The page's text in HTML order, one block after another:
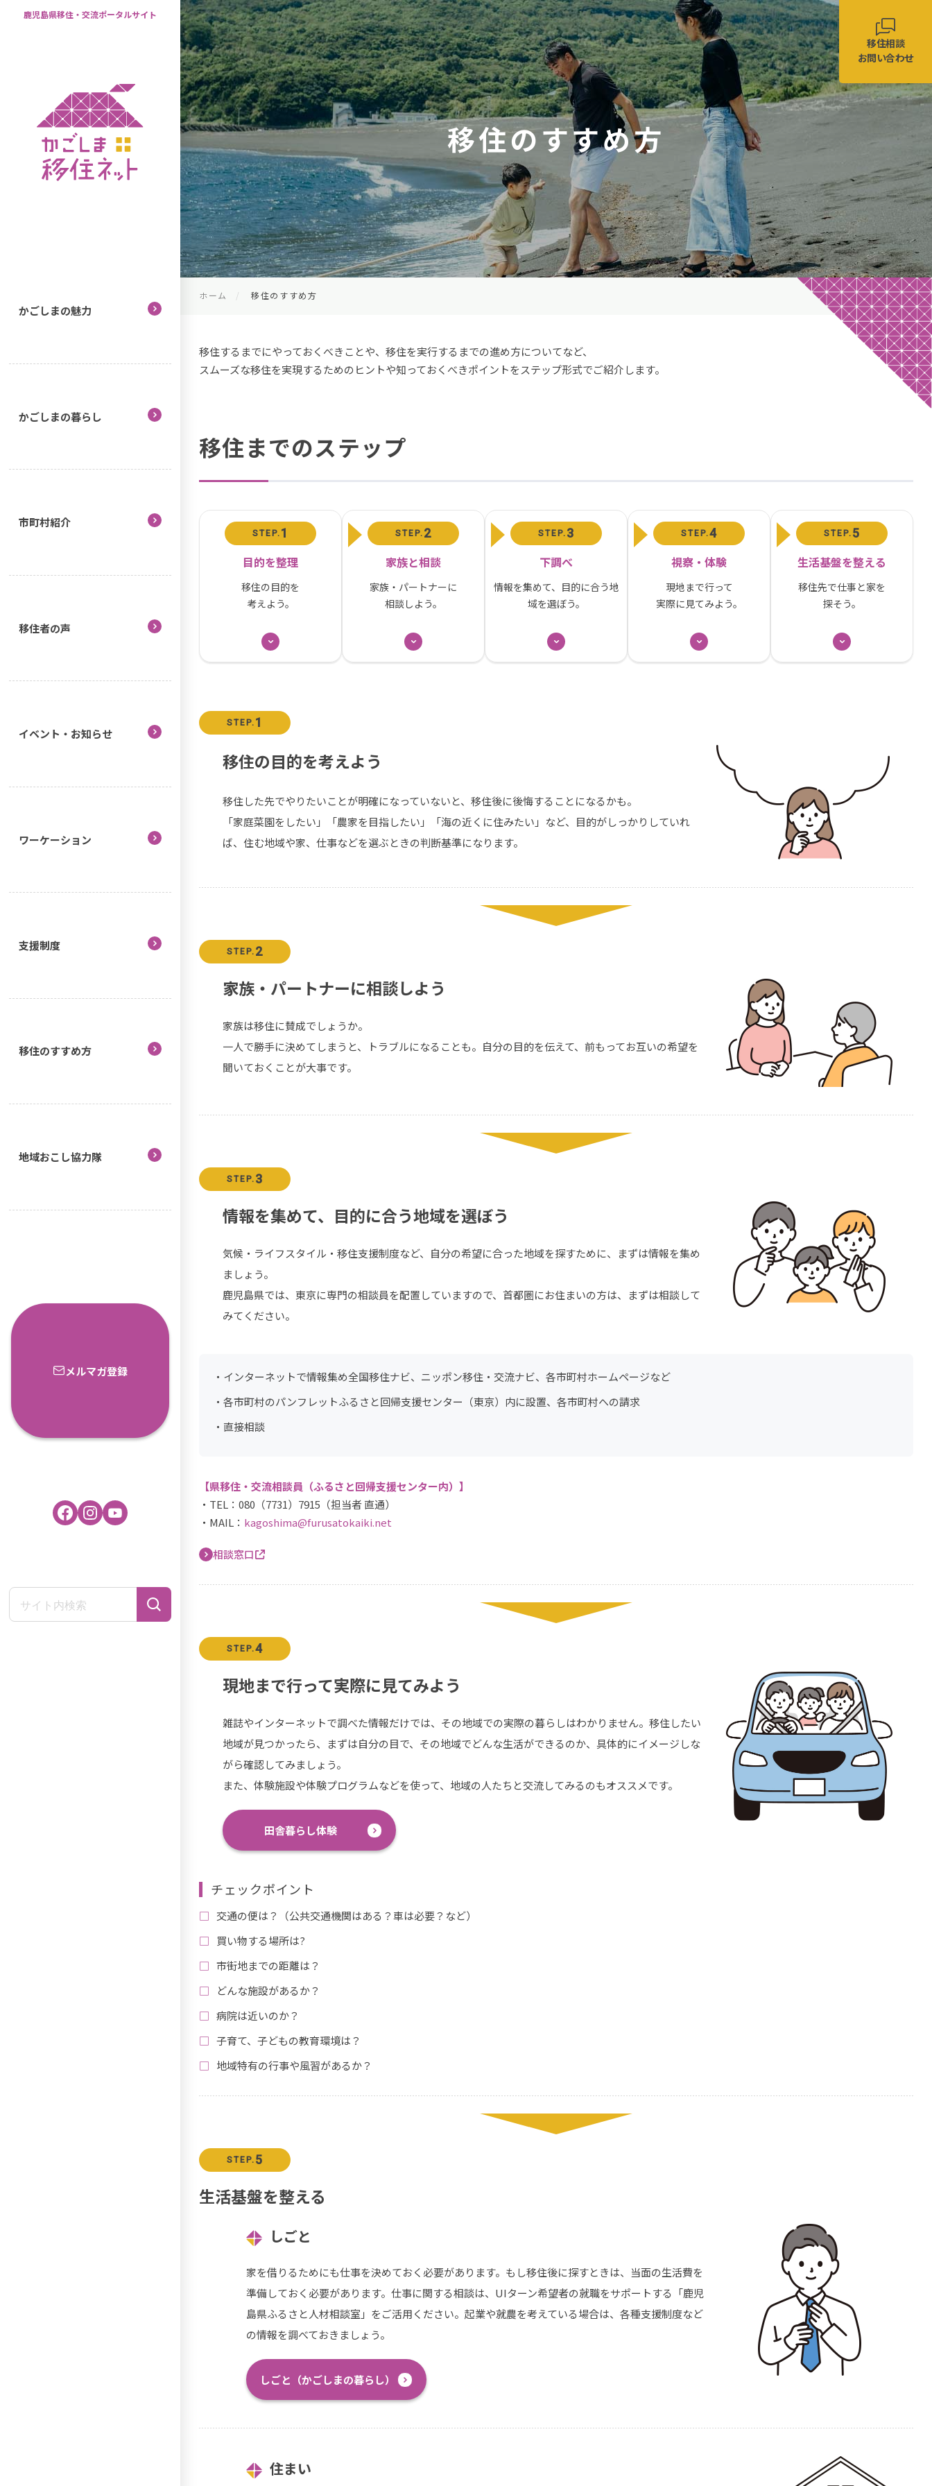
移住相談
お問い合わせ
鹿児島県移住・交流ポータルサイト
かごしまの魅力
かごしまの暮らし
市町村紹介
移住者の声
イベント・お知らせ
ワーケーション
支援制度
移住のすすめ方
地域おこし協力隊
メルマガ登録
移住のすすめ方
ホーム 移住のすすめ方
移住するまでにやっておくべきことや、移住を実行するまでの進め方についてなど、
スムーズな移住を実現するためのヒントや知っておくべきポイントをステップ形式でご紹介します。
移住までのステップ
STEP. 1
目的を整理
移住の目的を
考えよう。
STEP. 2
家族と相談
家族・パートナーに
相談しよう。
STEP. 3
下調べ
情報を集めて、目的に合う地
域を選ぼう。
STEP.4
視察・体験
現地まで行って
実際に見てみよう。
STEP. 5
生活基盤を整える
移住先で仕事と家を
探そう。
STEP. 1
移住の目的を考えよう
移住した先でやりたいことが明確になっていないと、移住後に後悔することになるかも。
「家庭菜園をしたい」「農家を目指したい」「海の近くに住みたい」など、目的がしっかりしていれ
ば、住む地域や家、仕事などを選ぶときの判断基準になります。
STEP. 2
家族・パートナーに相談しよう
家族は移住に賛成でしょうか。
一人で勝手に決めてしまうと、トラブルになることも。自分の目的を伝えて、前もってお互いの希望を
聞いておくことが大事です。
STEP. 3
情報を集めて、目的に合う地域を選ぼう
気候・ライフスタイル・移住支援制度など、自分の希望に合った地域を探すために、まずは情報を集め
ましょう。
鹿児島県では、東京に専門の相談員を配置していますので、首都圏にお住まいの方は、まずは相談して
みてください。
インターネットで情報集め全国移住ナビ、ニッポン移住・交流ナビ、各市町村ホームページなど
各市町村のパンフレットふるさと回帰支援センター（東京）内に設置、各市町村への請求
直接相談
【県移住・交流相談員（ふるさと回帰支援センター内）】
・TEL：080（7731）7915（担当者 直通）
・MAIL： kagoshima@furusatokaiki.net
相談窓口
STEP.4
現地まで行って実際に見てみよう
雑誌やインターネットで調べた情報だけでは、その地域での実際の暮らしはわかりません。移住したい
地域が見つかったら、まずは自分の目で、その地域でどんな生活ができるのか、具体的にイメージしな
がら確認してみましょう。
また、体験施設や体験プログラムなどを使って、地域の人たちと交流してみるのもオススメです。
田舎暮らし体験
チェックポイント
交通の便は？（公共交通機関はある？車は必要？など）
買い物する場所は?
市街地までの距離は？
どんな施設があるか？
病院は近いのか？
子育て、子どもの教育環境は？
地域特有の行事や風習があるか？
STEP. 5
生活基盤を整える
しごと
家を借りるためにも仕事を決めておく必要があります。もし移住後に探すときは、当面の生活費を
準備しておく必要があります。仕事に関する相談は、UIターン希望者の就職をサポートする「鹿児
島県ふるさと人材相談室」をご活用ください。起業や就農を考えている場合は、各種支援制度など
の情報を調べておきましょう。
しごと（かごしまの暮らし）
住まい